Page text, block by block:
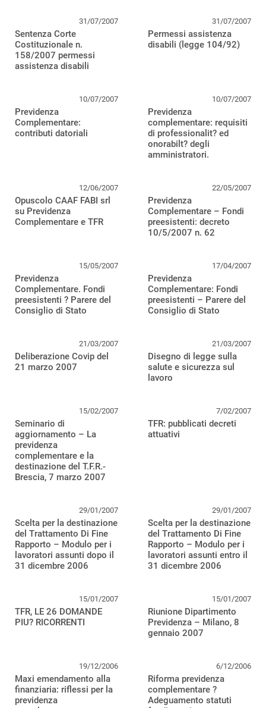
31/07/2007
Sentenza Corte
Costituzionale n.
158/2007 permessi
assistenza disabili
31/07/2007
Permessi assistenza
disabili (legge 104/92)
10/07/2007
Previdenza
Complementare:
contributi datoriali
10/07/2007
Previdenza
complementare: requisiti
di professionalit? ed
onorabilt? degli
amministratori.
12/06/2007
Opuscolo CAAF FABI srl
su Previdenza
Complementare e TFR
22/05/2007
Previdenza
Complementare – Fondi
preesistenti: decreto
10/5/2007 n. 62
15/05/2007
Previdenza
Complementare. Fondi
preesistenti ? Parere del
Consiglio di Stato
17/04/2007
Previdenza
Complementare: Fondi
preesistenti – Parere del
Consiglio di Stato
21/03/2007
Deliberazione Covip del
21 marzo 2007
21/03/2007
Disegno di legge sulla
salute e sicurezza sul
lavoro
15/02/2007
Seminario di
aggiornamento – La
previdenza
complementare e la
destinazione del T.F.R.-
Brescia, 7 marzo 2007
7/02/2007
TFR: pubblicati decreti
attuativi
29/01/2007
Scelta per la destinazione
del Trattamento Di Fine
Rapporto – Modulo per i
lavoratori assunti dopo il
31 dicembre 2006
29/01/2007
Scelta per la destinazione
del Trattamento Di Fine
Rapporto – Modulo per i
lavoratori assunti entro il
31 dicembre 2006
15/01/2007
TFR, LE 26 DOMANDE
PIU? RICORRENTI
15/01/2007
Riunione Dipartimento
Previdenza – Milano, 8
gennaio 2007
19/12/2006
Maxi emendamento alla
finanziaria: riflessi per la
previdenza
6/12/2006
Riforma previdenza
complementare ?
Adeguamento statuti